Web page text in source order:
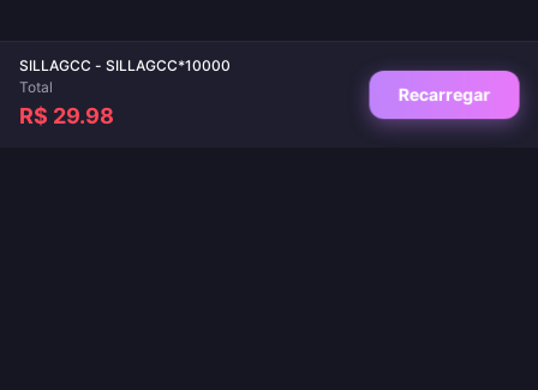
SILLAGCC - SILLAGCC*10000
Total
R$ 29.98
Recarregar